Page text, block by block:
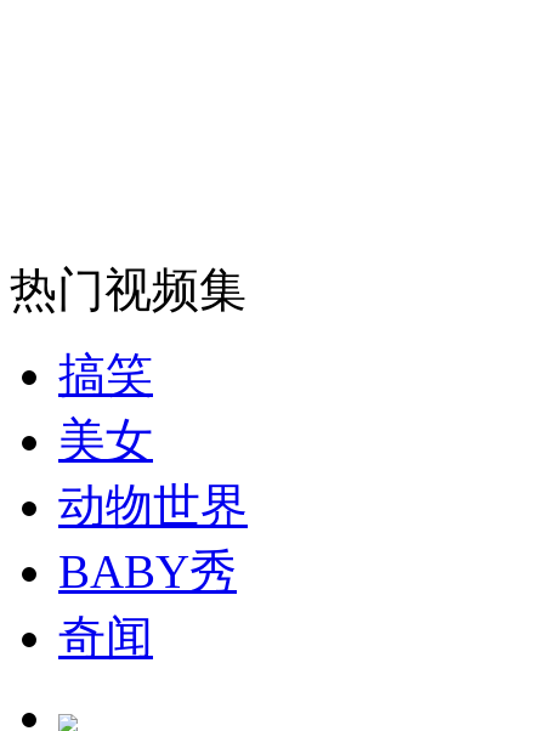
安徽一实载49人客车翻车
走！跟着总书记去植树
热门视频集
搞笑
美女
动物世界
BABY秀
奇闻